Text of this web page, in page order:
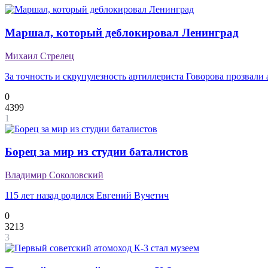
Маршал, который деблокировал Ленинград
Михаил Стрелец
За точность и скрупулезность артиллериста Говорова прозвали
0
4399
1
Борец за мир из студии баталистов
Владимир Соколовский
115 лет назад родился Евгений Вучетич
0
3213
3